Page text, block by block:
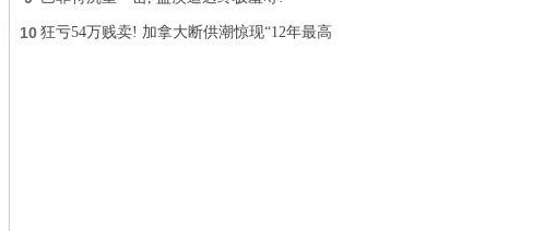
10 狂亏54万贱卖! 加拿大断供潮惊现“12年最高